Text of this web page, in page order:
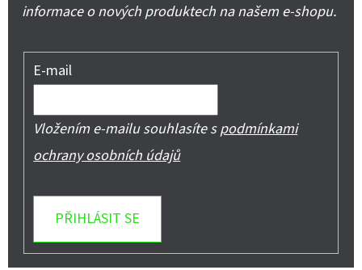
informace o nových produktech na našem e-shopu.
E-mail
Vložením e-mailu souhlasíte spodmínkami
ochrany osobních údajů
PŘIHLÁSIT SE